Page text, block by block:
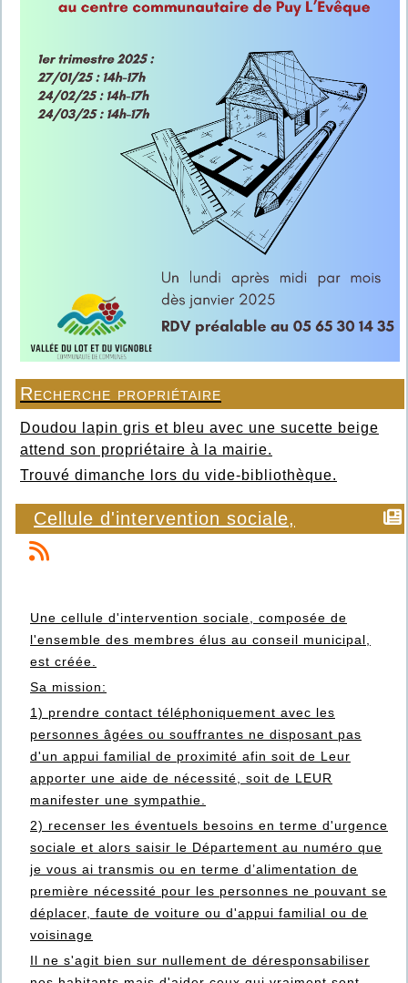
Recherche propriétaire
Doudou lapin gris et bleu avec une sucette beige
attend son propriétaire à la mairie.
Trouvé dimanche lors du vide-bibliothèque.
Cellule d'intervention sociale,
Une cellule d'intervention sociale, composée de
l'ensemble des membres élus au conseil municipal,
est créée.
Sa mission:
1) prendre contact téléphoniquement avec les
personnes âgées ou souffrantes ne disposant pas
d'un appui familial de proximité afin soit de Leur
apporter une aide de nécessité, soit de LEUR
manifester une sympathie.
2) recenser les éventuels besoins en terme d'urgence
sociale et alors saisir le Département au numéro que
je vous ai transmis ou en terme d’alimentation de
première nécessité pour les personnes ne pouvant se
déplacer, faute de voiture ou d'appui familial ou de
voisinage
Il ne s'agit bien sur nullement de déresponsabiliser